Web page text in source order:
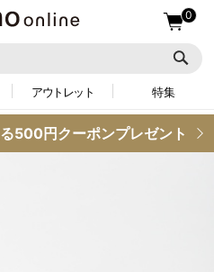
0
アウトレット 特集
500円クーポンプレゼント